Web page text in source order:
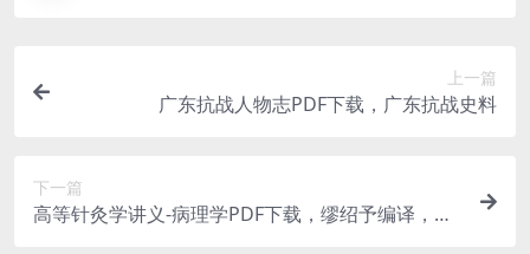
上一篇
广东抗战人物志PDF下载，广东抗战史料
下一篇
高等针灸学讲义-病理学PDF下载，缪绍予编译，针